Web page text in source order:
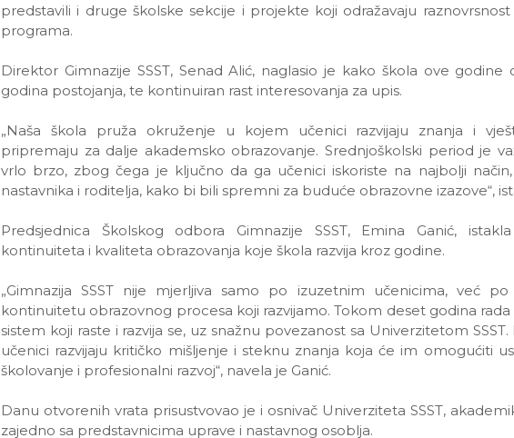
predstavili i druge školske sekcije i projekte koji odražavaju
programa.
Direktor Gimnazije SSST, Senad Alić, naglasio je kako škola ove godine
godina postojanja, te kontinuiran rast interesovanja za upis.
„Naša škola pruža okruženje u kojem učenici razvijaju znanja i
pripremaju za dalje akademsko obrazovanje. Srednjoškolski period je
vrlo brzo, zbog čega je ključno da ga učenici iskoriste na najbolji
nastavnika i roditelja, kako bi bili spremni za buduće obrazovne izazove“,
Predsjednica Školskog odbora Gimnazije SSST, Emina Ganić,
kontinuiteta i kvaliteta obrazovanja koje škola razvija kroz godine.
„Gimnazija SSST nije mjerljiva samo po izuzetnim učenicima, već
kontinuitetu obrazovnog procesa koji razvijamo. Tokom deset godina rada
sistem koji raste i razvija se, uz snažnu povezanost sa Univerzitetom SSST.
učenici razvijaju kritičko mišljenje i steknu znanja koja će im omogućiti
školovanje i profesionalni razvoj“, navela je Ganić.
Danu otvorenih vrata prisustvovao je i osnivač Univerziteta SSST,
zajedno sa predstavnicima uprave i nastavnog osoblja.